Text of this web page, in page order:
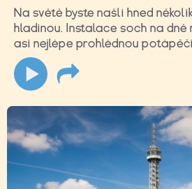
Na světě byste našli hned
hladinou. Instalace soch na dně
asi nejlépe prohlédnou